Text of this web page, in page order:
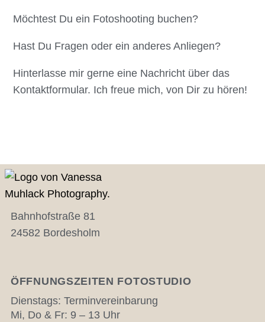
Möchtest Du ein Fotoshooting buchen?
Hast Du Fragen oder ein anderes Anliegen?
Hinterlasse mir gerne eine Nachricht über das
Kontaktformular. Ich freue mich, von Dir zu hören!
Bahnhofstraße 81
24582 Bordesholm
ÖFFNUNGSZEITEN FOTOSTUDIO
Dienstags: Terminvereinbarung
Mi, Do & Fr: 9 – 13 Uhr